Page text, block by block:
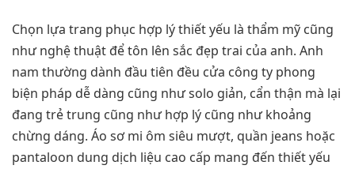
Chọn lựa trang phục hợp lý thiết yếu là thẩm mỹ cũng
như nghệ thuật để tôn lên sắc đẹp trai của anh. Anh
nam thường dành đầu tiên đều cửa công ty phong
biện pháp dễ dàng cũng như solo giản, cẩn thận mà lại
đang trẻ trung cũng như hợp lý cũng như khoảng
chừng dáng. Áo sơ mi ôm siêu mượt, quần jeans hoặc
pantaloon dung dịch liệu cao cấp mang đến thiết yếu